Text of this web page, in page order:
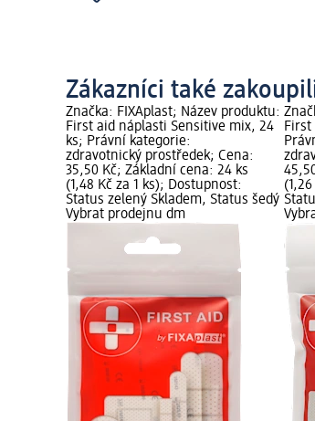
Zákazníci také
Značka: FIXAplast; Název produktu:
First aid náplasti Sensitive mix, 24
ks; Právní kategorie:
zdravotnický prostředek; Cena:
35,50 Kč; Základní cena: 24 ks
(1,48 Kč za 1 ks); Dostupnost:
Status zelený Skladem, Status šedý
Vybrat prodejnu dm
First